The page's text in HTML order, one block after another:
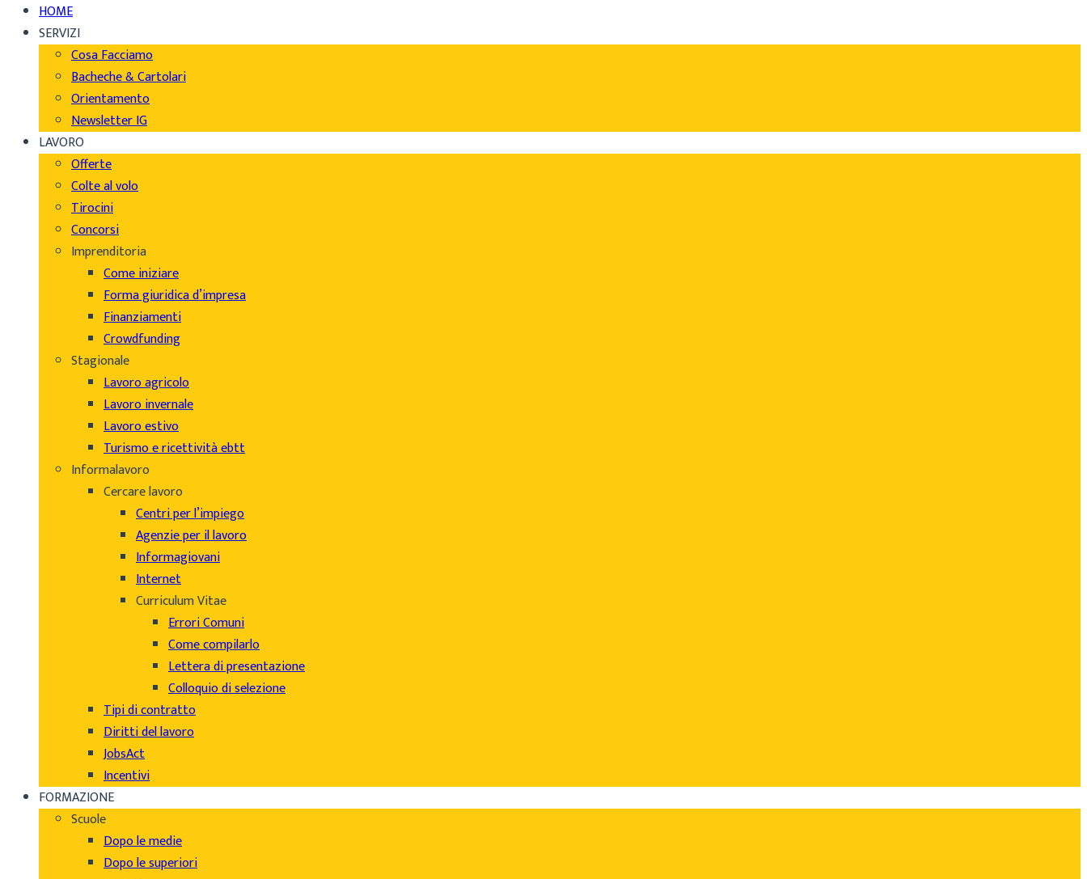
HOME
SERVIZI
Cosa Facciamo
Bacheche & Cartolari
Orientamento
Newsletter IG
LAVORO
Offerte
Colte al volo
Tirocini
Concorsi
Imprenditoria
Come iniziare
Forma giuridica d’impresa
Finanziamenti
Crowdfunding
Stagionale
Lavoro agricolo
Lavoro invernale
Lavoro estivo
Turismo e ricettività ebtt
Informalavoro
Cercare lavoro
Centri per l’impiego
Agenzie per il lavoro
Informagiovani
Internet
Curriculum Vitae
Errori Comuni
Come compilarlo
Lettera di presentazione
Colloquio di selezione
Tipi di contratto
Diritti del lavoro
JobsAct
Incentivi
FORMAZIONE
Scuole
Dopo le medie
Dopo le superiori